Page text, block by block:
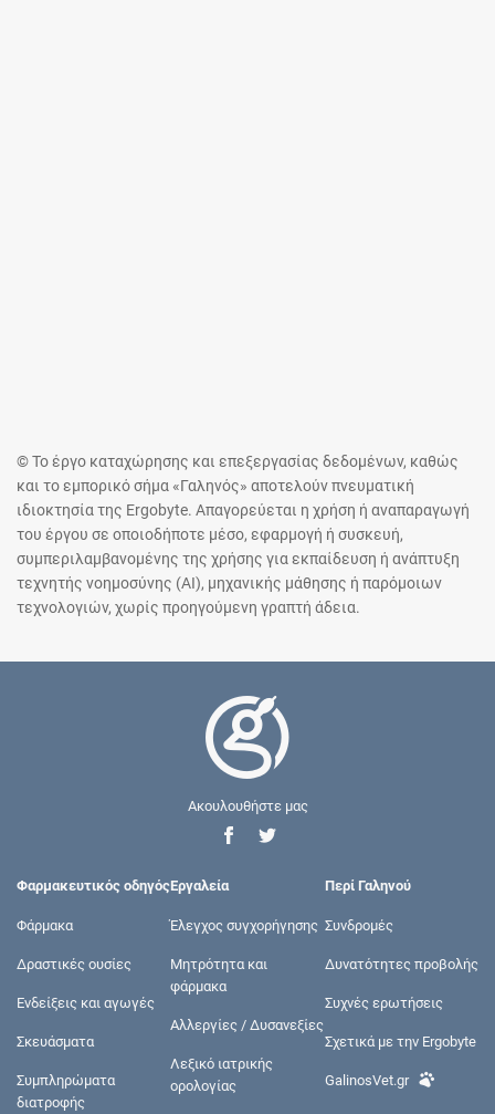
© Το έργο καταχώρησης και επεξεργασίας δεδομένων, καθώς
και το εμπορικό σήμα «Γαληνός» αποτελούν πνευματική
ιδιοκτησία της Ergobyte. Απαγορεύεται η χρήση ή αναπαραγωγή
του έργου σε οποιοδήποτε μέσο, εφαρμογή ή συσκευή,
συμπεριλαμβανομένης της χρήσης για εκπαίδευση ή ανάπτυξη
τεχνητής νοημοσύνης (AI), μηχανικής μάθησης ή παρόμοιων
τεχνολογιών, χωρίς προηγούμενη γραπτή άδεια.
Ακουλουθήστε μας
Φαρμακευτικός οδηγός
Φάρμακα
Δραστικές ουσίες
Ενδείξεις και αγωγές
Σκευάσματα
Συμπληρώματα
διατροφής
Εργαλεία
Έλεγχος συγχορήγησης
Μητρότητα και
φάρμακα
Αλλεργίες / Δυσανεξίες
Λεξικό ιατρικής
ορολογίας
Περί Γαληνού
Συνδρομές
Δυνατότητες προβολής
Συχνές ερωτήσεις
Σχετικά με την Ergobyte
GalinosVet.gr